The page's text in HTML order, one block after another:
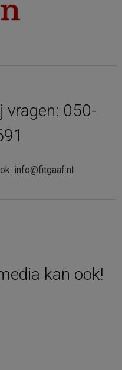
vragen: 050-
info@fitgaaf.nl
kan ook!